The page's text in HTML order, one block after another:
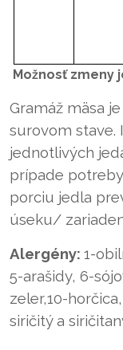
Možnosť zmeny
Gramáž mäsa
surovom stave.
jednotlivých
prípade
porciu jedla
úseku/
Alergény: 1-
5-arašidy, 6-
zeler,10-
siričitý a